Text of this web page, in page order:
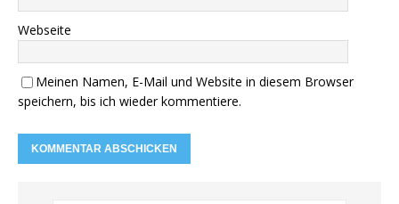
Webseite
Meinen Namen, E-Mail und Website in diesem Browser
speichern, bis ich wieder kommentiere.